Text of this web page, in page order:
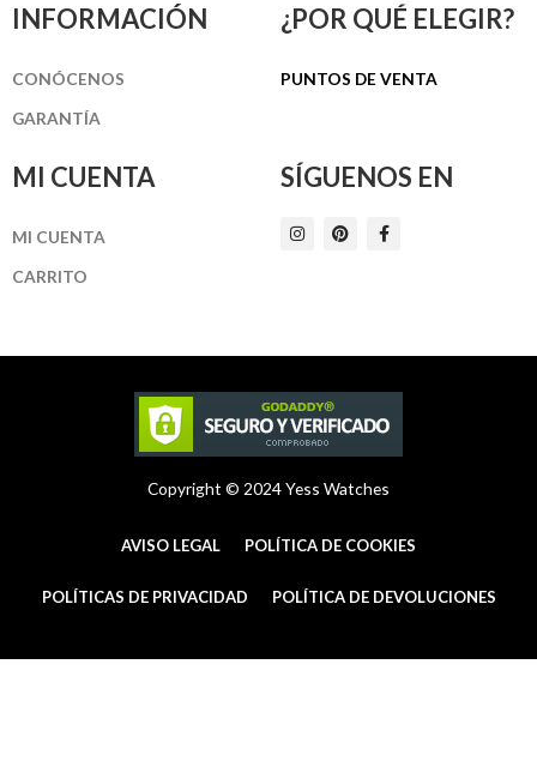
INFORMACIÓN
CONÓCENOS
GARANTÍA
¿POR QUÉ ELEGIR?
PUNTOS DE VENTA
MI CUENTA
MI CUENTA
CARRITO
SÍGUENOS EN
I
n
m
P
i
t
F
a
-
Copyright © 2024 Yess Watches
AVISO LEGAL POLÍTICA DE COOKIES
POLÍTICAS DE PRIVACIDAD POLÍTICA DE DEVOLUCIONES